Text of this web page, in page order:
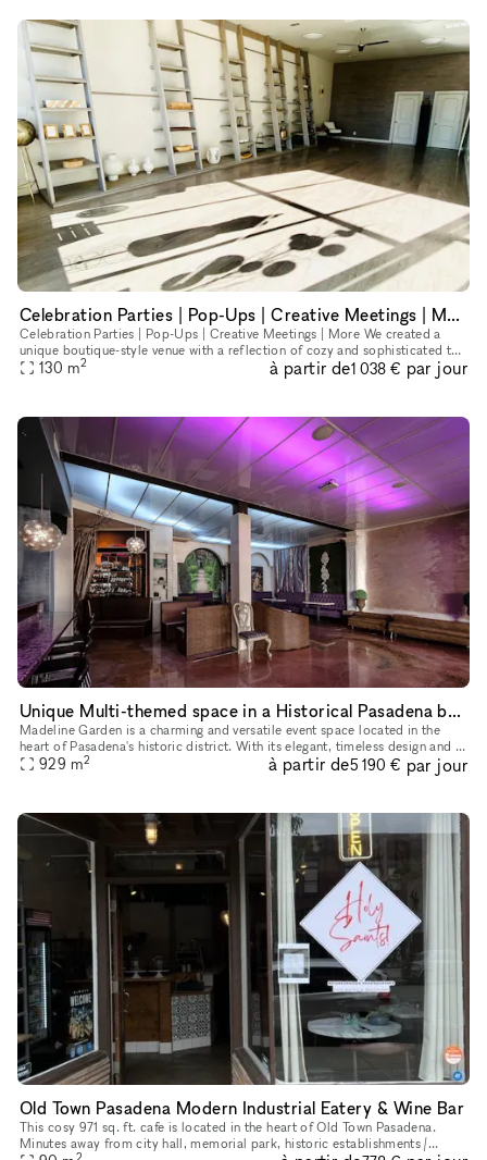
Celebration Parties | Pop-Ups | Creative Meetings | More
Celebration Parties | Pop-Ups | Creative Meetings | More We created a
unique boutique-style venue with a reflection of cozy and sophisticated to
give a feel of a home. With its calming subdued col
130 m2 à partir de1 038 € par jour
Unique Multi-themed space in a Historical Pasadena building
Madeline Garden is a charming and versatile event space located in the
heart of Pasadena's historic district. With its elegant, timeless design and a
mix of indoor and outdoor settings, it offers the
929 m2 à partir de5 190 € par jour
Old Town Pasadena Modern Industrial Eatery & Wine Bar
This cosy 971 sq. ft. cafe is located in the heart of Old Town Pasadena.
Minutes away from city hall, memorial park, historic establishments /
2